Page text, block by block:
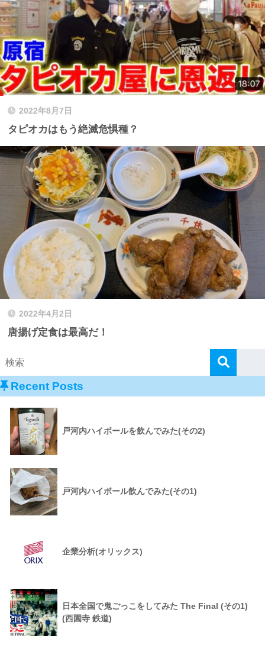
2022年8月7日
タピオカはもう絶滅危惧種？
2022年4月2日
唐揚げ定食は最高だ！
Recent Posts
戸河内ハイボールを飲んでみた(その2)
戸河内ハイボール飲んでみた(その1)
企業分析(オリックス)
日本全国で鬼ごっこをしてみた The Final (その1)
(西園寺 鉄道)